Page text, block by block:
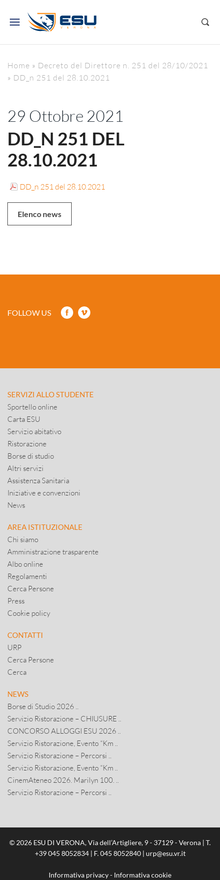
Home » Decreto del Direttore n. 251 del 28/10/2021
» DD_n 251 del 28.10.2021
29 Ottobre 2021
DD_N 251 DEL
28.10.2021
DD_n 251 del 28.10.2021
Elenco news
FOLLOW US
SERVIZI ALLO STUDENTE
Sportello online
Carta ESU
Servizio abitativo
Ristorazione
Borse di studio
Altri servizi
Assistenza Sanitaria
Iniziative e convenzioni
News
AREA ISTITUZIONALE
Chi siamo
Amministrazione trasparente
Albo online
Regolamenti
Cerca Persone
Press
Cookie policy
CONTATTI
URP
Cerca Persone
Cerca
NEWS
Borse di Studio 2026 ..
Servizio Ristorazione – CHIUSURE ..
CONCORSO ALLOGGI ESU 2026 ..
Servizio Ristorazione, Evento “Km ..
Servizio Ristorazione – Percorsi ..
Servizio Ristorazione, Evento “Km ..
CinemAteneo 2026. Marilyn 100. ..
Servizio Ristorazione – Percorsi ..
© 2026 ESU DI VERONA, Via dell’Artigliere, 9 - 37129 - Verona | T.
+39 045 8052834| F. 045 8052840 | urp@esu.vr.it
Informativa privacy- Informativa cookie